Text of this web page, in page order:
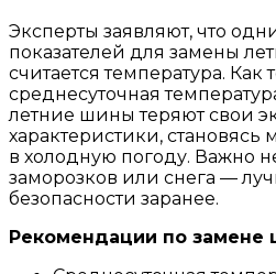
Эксперты заявляют, что
показателей для замены
считается температура. Как
среднесуточная
летние шины теряют свои
характеристики,
в холодную погоду. Важно
заморозков или снега —
безопасности заранее.
Рекомендации по замене